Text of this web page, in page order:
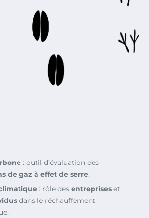
: outil d’évaluation des
de gaz à effet de serre.
: rôle des entreprises et
dans le réchauffement